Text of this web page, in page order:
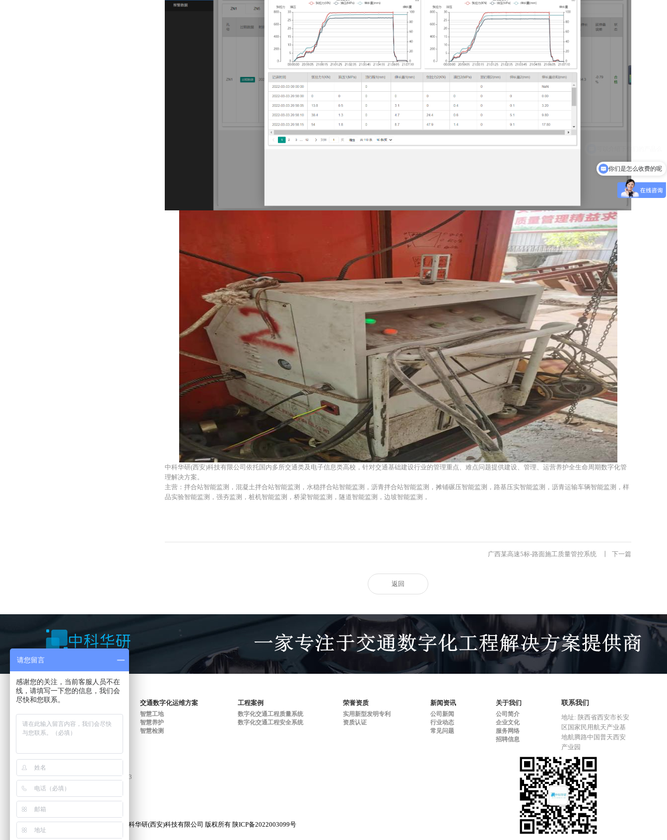
中科华研(西安)科技有限公司依托国内多所交通类及电子信息类高校，针对交通基础建设行业的管理重点、难点问题提供建设、管理、运营养护全生命周期数字化管
理解决方案。
主营：拌合站智能监测，混凝土拌合站智能监测，水稳拌合站智能监测，沥青拌合站智能监测，摊铺碾压智能监测，路基压实智能监测，沥青运输车辆智能监测，样
品实验智能监测，强夯监测，桩机智能监测，桥梁智能监测，隧道智能监测，边坡智能监测，
下一篇
广西某高速5标-路面施工质量管控系统
返回
智慧工地（施工）方案
拌合站智能监控
试验室智能化管控
智慧梁场
交通数字化运维方案
智慧工地
智慧养护
智慧检测
工程案例
数字化交通工程质量系统
数字化交通工程安全系统
荣誉资质
实用新型发明专利
资质认证
新闻资讯
公司新闻
行业动态
常见问题
关于我们
公司简介
企业文化
服务网络
招聘信息
联系我们
地址: 陕西省西安市长安
区国家民用航天产业基
地航腾路中国普天西安
产业园
邮箱:
admin@youweb.com
电话: 15091190199 029-85839203
分享：
Copyright © 2018-2028 ZKHY. 中科华研(西安)科技有限公司 版权所有 陕ICP备2022003099号
你们是怎么收费的呢
请您留言
感谢您的关注，当前客服人员不在
线，请填写一下您的信息，我们会
尽快和您联系。